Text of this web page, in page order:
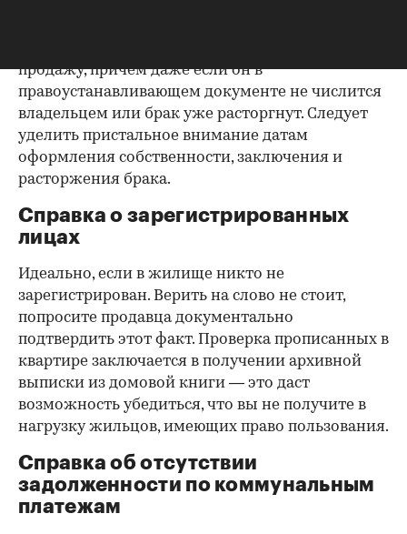
продажу, причем даже если он в
правоустанавливающем документе не числится
владельцем или брак уже расторгнут. Следует
уделить пристальное внимание датам
оформления собственности, заключения и
расторжения брака.
Справка о зарегистрированных
лицах
Идеально, если в жилище никто не
зарегистрирован. Верить на слово не стоит,
попросите продавца документально
подтвердить этот факт. Проверка прописанных в
квартире заключается в получении архивной
выписки из домовой книги — это даст
возможность убедиться, что вы не получите в
нагрузку жильцов, имеющих право пользования.
Справка об отсутствии
задолженности по коммунальным
платежам